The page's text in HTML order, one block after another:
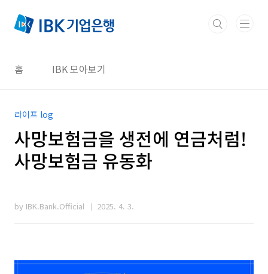
홈 IBK 모아보기
라이프 log
사망보험금을 생전에 연금처럼!
사망보험금 유동화
by IBK.Bank.Official 2025. 4. 3.